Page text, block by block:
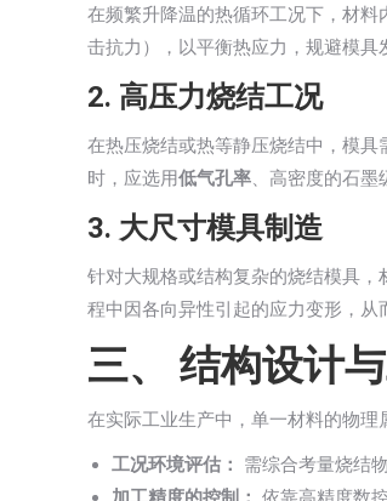
在频繁升降温的热循环工况下，材
击抗力），以平衡热应力，规避模具
2. 高压力烧结工况
在热压烧结或热等静压烧结中，模
时，应选用低气孔率 、高密度的石
3. 大尺寸模具制造
针对大规格或结构复杂的烧结模具
程中因各向异性引起的应力变形，从
三、 结构设计
在实际工业生产中，单一材料的物理
工况环境评估：
需综合考量烧结